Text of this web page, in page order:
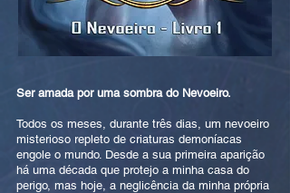
Ser amada por uma sombra do Nevoeiro.
Todos os meses, durante três dias, um nevoeiro
misterioso repleto de criaturas demoníacas
engole o mundo. Desde a sua primeira aparição
há uma década que protejo a minha casa do
perigo, mas hoje, a neglicência da minha própria